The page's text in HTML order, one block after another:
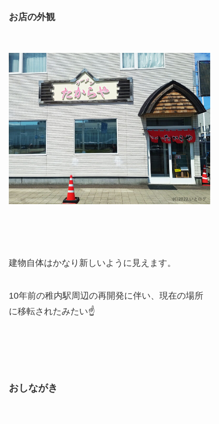
お店の外観
建物自体はかなり新しいように見えます。
10年前の稚内駅周辺の再開発に伴い、現在の場所
に移転されたみたい☝
おしながき